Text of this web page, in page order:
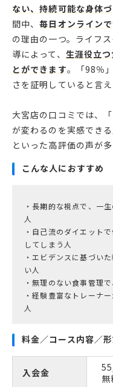
ない、持続可能な身体
間中、毎日オンライン
の理由の一つ。ライフ
導によって、 生涯役立
とができます。「98％
さを証明していると言え
大宮店の口コミでは、
が変わるのを実感でき
といった高評価の声が
こんな人におすすめ
・長期的な視点で、一
人
・自己流のダイエット
してしまう人
・エビデンスに基づい
い人
・無理のない食事管理
・経験豊富なトレーナ
料金／コース内容／
入会金
無